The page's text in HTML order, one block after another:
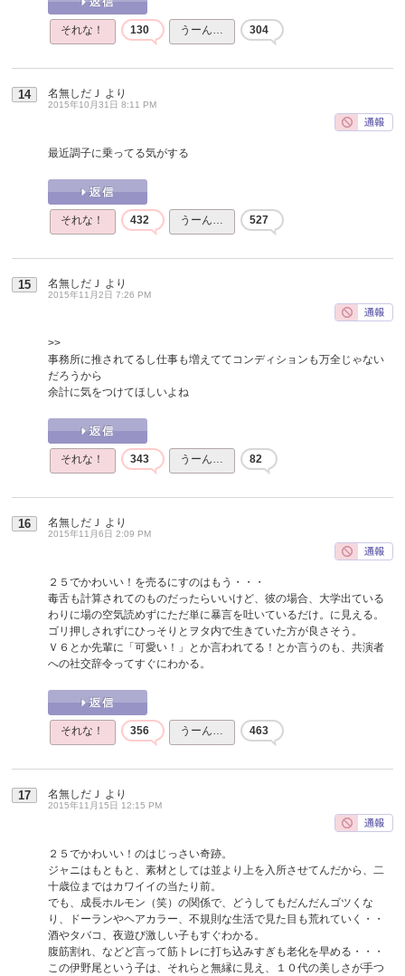
それな！ 130 うーん… 304
14 名無しだＪ より
2015年10月31日 8:11 PM
最近調子に乗ってる気がする
それな！ 432 うーん… 527
15 名無しだＪ より
2015年11月2日 7:26 PM
>>
事務所に推されてるし仕事も増えててコンディションも万全じゃない
だろうから
余計に気をつけてほしいよね
それな！ 343 うーん… 82
16 名無しだＪ より
2015年11月6日 2:09 PM
２５でかわいい！を売るにすのはもう・・・
毒舌も計算されてのものだったらいいけど、彼の場合、大学出ている
わりに場の空気読めずにただ単に暴言を吐いているだけ。に見える。
ゴリ押しされずにひっそりとヲタ内で生きていた方が良さそう。
Ｖ６とか先輩に「可愛い！」とか言われてる！とか言うのも、共演者
への社交辞令ってすぐにわかる。
それな！ 356 うーん… 463
17 名無しだＪ より
2015年11月15日 12:15 PM
２５でかわいい！のはじっさい奇跡。
ジャニはもともと、素材としては並より上を入所させてんだから、二
十歳位まではカワイイの当たり前。
でも、成長ホルモン（笑）の関係で、どうしてもだんだんゴツくな
り、ドーランやヘアカラー、不規則な生活で見た目も荒れていく・・
酒やタバコ、夜遊び激しい子もすぐわかる。
腹筋割れ、などど言って筋トレに打ち込みすぎも老化を早める・・・
この伊野尾という子は、それらと無縁に見え、１０代の美しさが手つ